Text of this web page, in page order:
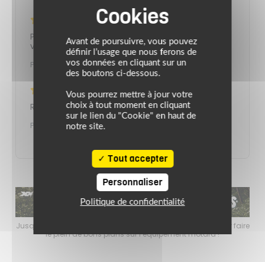
—Ludovic G.
Pratique, son correct même avec bouchon anti
vent
Publié le 21/04/2025
—Jean-luc A.
Ras
Publié le 08/04/2025
Jusqu’au 24 août 2026, profitez de l’ambiance estivale pour faire
le plein de bons plans sur l’équipement motard !
Avant de poursuivre, vous pouvez
définir l’usage que nous ferons de
vos données en cliquant sur un
des boutons ci-dessous.
Vous pourrez mettre à jour votre
choix à tout moment en cliquant
sur le lien du "Cookie" en haut de
notre site.
Tout accepter
Personnaliser
Politique de confidentialité